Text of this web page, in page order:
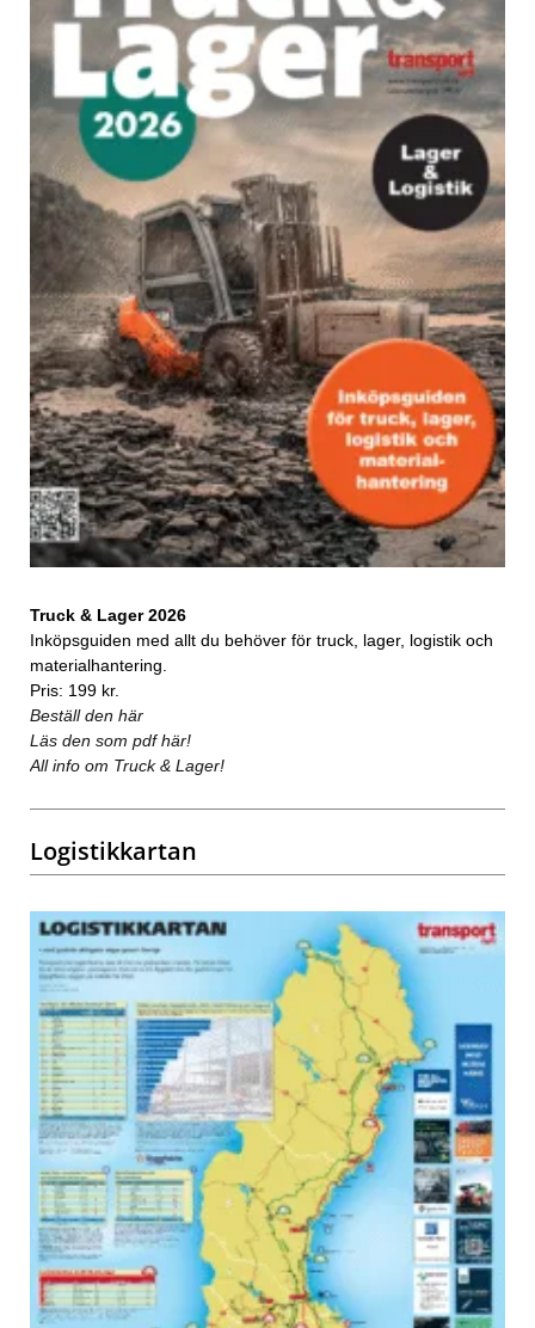
Truck & Lager 2026
Inköpsguiden med allt du behöver för truck, lager, logistik och
materialhantering.
Pris: 199 kr.
Beställ den här
Läs den som pdf här!
All info om Truck & Lager!
Logistikkartan